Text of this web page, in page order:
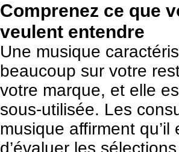
Comprenez ce que
veulent entendre
Une musique
beaucoup sur votre
votre marque, et elle
sous-utilisée. Les
musique affirment qu’il
d’évaluer les